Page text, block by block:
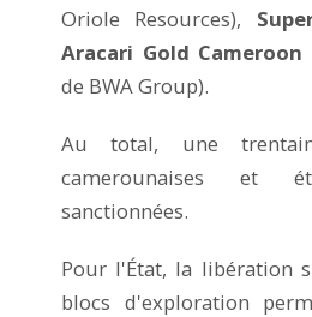
Oriole Resources),
Aracari Gold Cameroon
de BWA Group).
Au total, une
camerounaises et
sanctionnées.
Pour l'État, la libération
blocs d'exploration